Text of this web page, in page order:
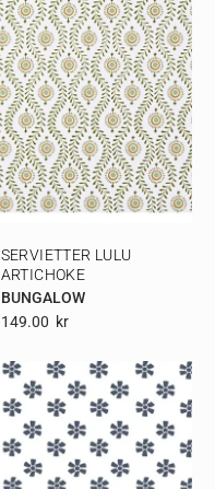
SERVIETTER LULU
ARTICHOKE
BUNGALOW
149.00 Kr